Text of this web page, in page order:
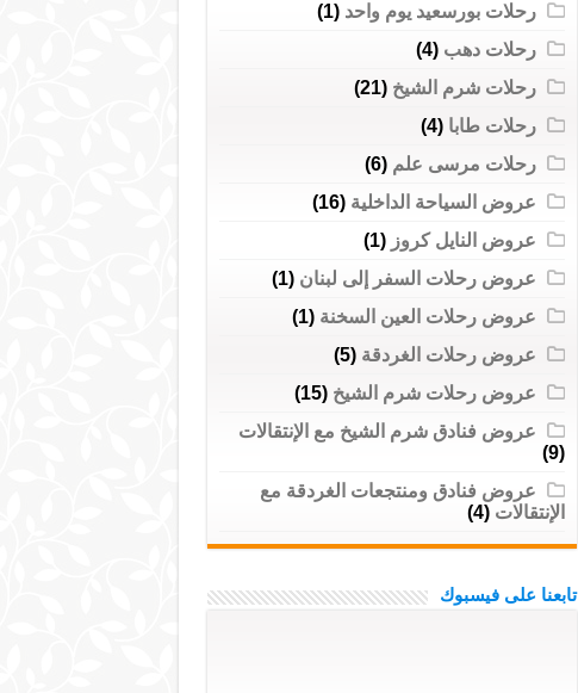
رحلات بورسعيد يوم واحد (1)
رحلات دهب (4)
رحلات شرم الشيخ (21)
رحلات طابا (4)
رحلات مرسى علم (6)
عروض السياحة الداخلية (16)
عروض النايل كروز (1)
عروض رحلات السفر إلى لبنان (1)
عروض رحلات العين السخنة (1)
عروض رحلات الغردقة (5)
عروض رحلات شرم الشيخ (15)
عروض فنادق شرم الشيخ مع الإنتقالات
(9)
عروض فنادق ومنتجعات الغردقة مع
الإنتقالات (4)
تابعنا على فيسبوك